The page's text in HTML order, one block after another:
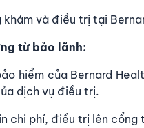
khám và điều trị tại
từ bảo lãnh:
hiểm của Bernard
dịch vụ điều trị.
chi phí, điều trị lên cổng